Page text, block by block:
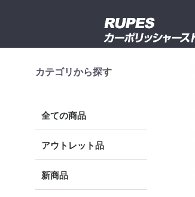
カテゴリから探す
全ての商品
アウトレット品
新商品